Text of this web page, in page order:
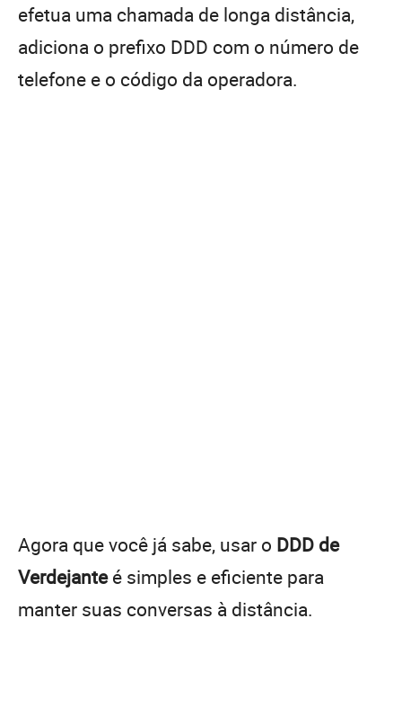
efetua uma chamada de longa distância,
adiciona o prefixo DDD com o número de
telefone e o código da operadora.
Agora que você já sabe, usar o DDD de
Verdejanteé simples e eficiente para
manter suas conversas à distância.